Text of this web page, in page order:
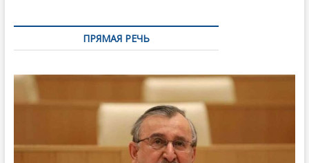
ПРЯМАЯ РЕЧЬ